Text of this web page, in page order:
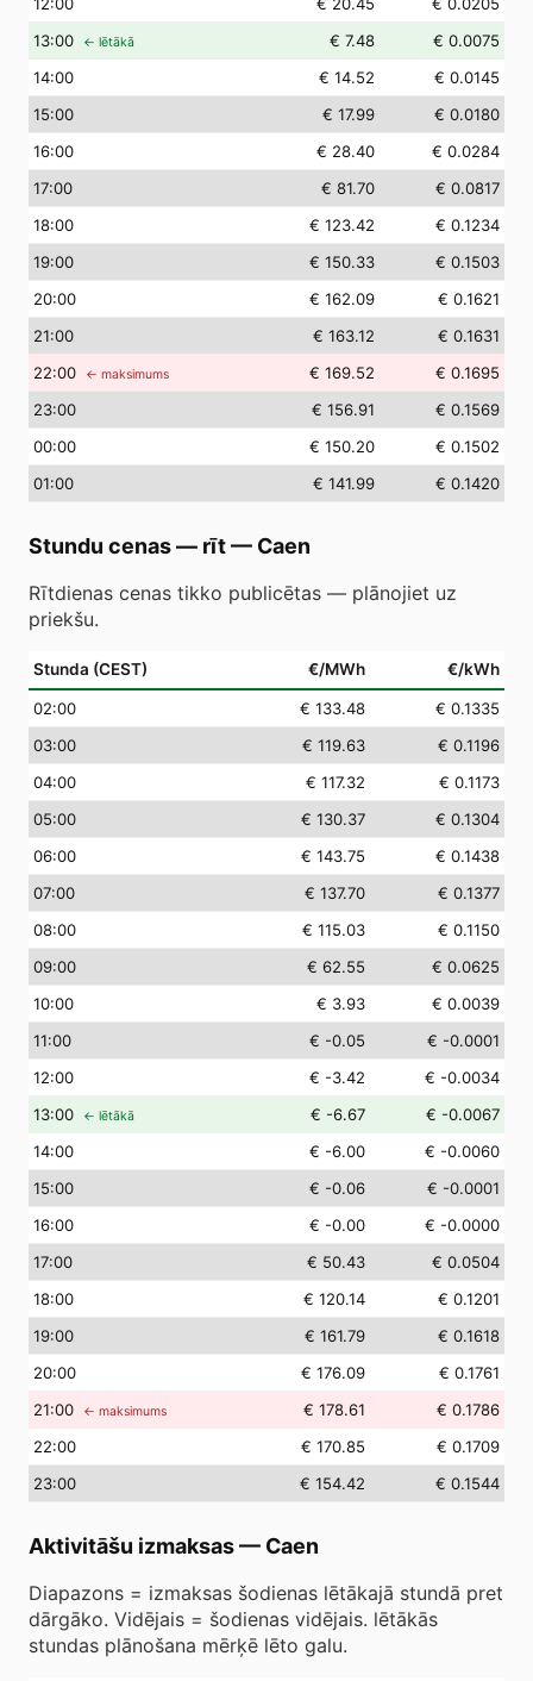
13:00 ← lētākā € 7.48
€ 0.0075
14:00 € 14.52
€ 0.0145
15:00 € 17.99
€ 0.0180
16:00 € 28.40
€ 0.0284
17:00 € 81.70
€ 0.0817
18:00 € 123.42
€ 0.1234
19:00 € 150.33
€ 0.1503
20:00 € 162.09
€ 0.1621
21:00 € 163.12
€ 0.1631
22:00 ← maksimums € 169.52
€ 0.1695
23:00 € 156.91
€ 0.1569
00:00 € 150.20
€ 0.1502
01:00 € 141.99 € 0.1420
Stundu cenas — rīt— Caen
Rītdienas cenas tikko publicētas — plānojiet uz
priekšu.
Stunda (CEST) €/MWh €/kWh
02:00 € 133.48
€ 0.1335
03:00 € 119.63
€ 0.1196
04:00 € 117.32
€ 0.1173
05:00 € 130.37
€ 0.1304
06:00 € 143.75
€ 0.1438
07:00 € 137.70
€ 0.1377
08:00 € 115.03
€ 0.1150
09:00 € 62.55
€ 0.0625
10:00 € 3.93
€ 0.0039
11:00 € -0.05
€ -0.0001
12:00 € -3.42
€ -0.0034
13:00 ← lētākā € -6.67
€ -0.0067
14:00 € -6.00
€ -0.0060
15:00 € -0.06
€ -0.0001
16:00 € -0.00
€ -0.0000
17:00 € 50.43
€ 0.0504
18:00 € 120.14
€ 0.1201
19:00 € 161.79
€ 0.1618
20:00 € 176.09
€ 0.1761
21:00 ← maksimums € 178.61
€ 0.1786
22:00 € 170.85
€ 0.1709
23:00 € 154.42 € 0.1544
Aktivitāšu izmaksas— Caen
Diapazons = izmaksas šodienas lētākajā stundā pret
dārgāko. Vidējais = šodienas vidējais. lētākās
stundas plānošana mērķē lēto galu.